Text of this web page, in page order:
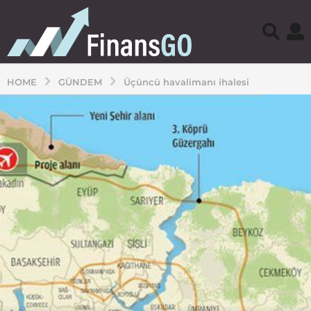
HOME GÜNDEM Üçüncü havalimanı ihalesi